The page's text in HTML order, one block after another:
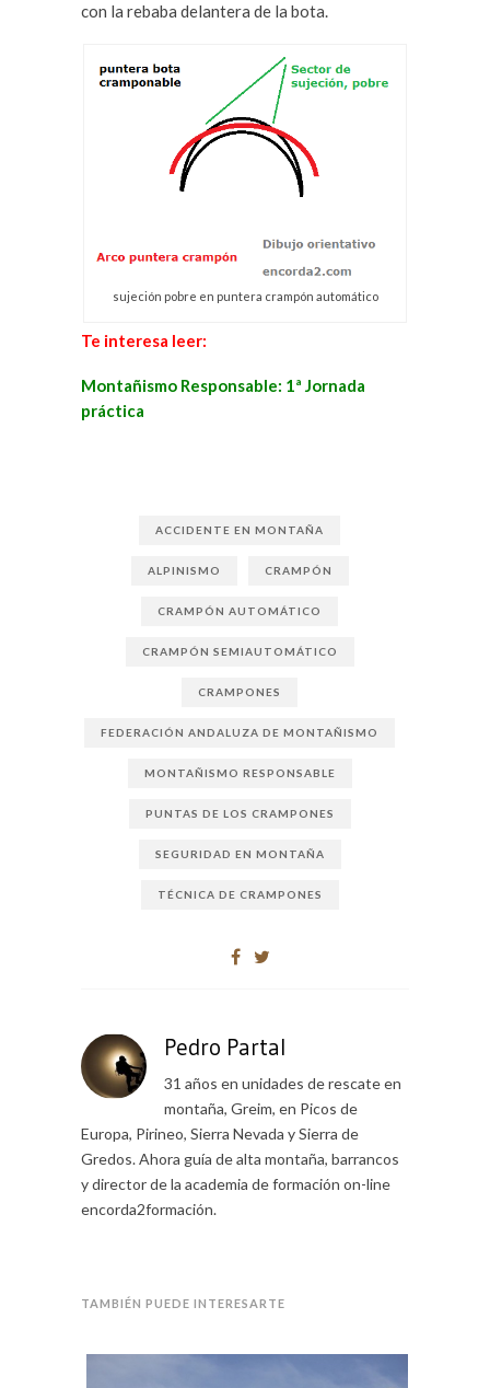
con la rebaba delantera de la bota.
sujeción pobre en puntera crampón automático
Te interesa leer:
Montañismo Responsable: 1ª Jornada
práctica
ACCIDENTE EN MONTAÑA
ALPINISMO CRAMPÓN
CRAMPÓN AUTOMÁTICO
CRAMPÓN SEMIAUTOMÁTICO
CRAMPONES
FEDERACIÓN ANDALUZA DE MONTAÑISMO
MONTAÑISMO RESPONSABLE
PUNTAS DE LOS CRAMPONES
SEGURIDAD EN MONTAÑA
TÉCNICA DE CRAMPONES
Pedro Partal
31 años en unidades de rescate en
montaña, Greim, en Picos de
Europa, Pirineo, Sierra Nevada y Sierra de
Gredos. Ahora guía de alta montaña, barrancos
y director de la academia de formación on-line
encorda2formación.
TAMBIÉN PUEDE INTERESARTE